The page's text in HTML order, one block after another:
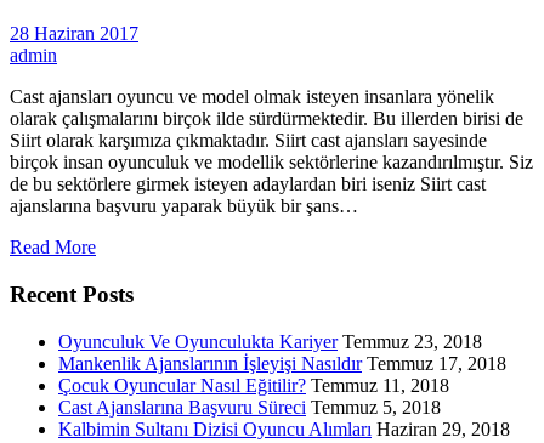
28 Haziran 2017
admin
Cast ajansları oyuncu ve model olmak isteyen insanlara yönelik
olarak çalışmalarını birçok ilde sürdürmektedir. Bu illerden birisi de
Siirt olarak karşımıza çıkmaktadır. Siirt cast ajansları sayesinde
birçok insan oyunculuk ve modellik sektörlerine kazandırılmıştır. Siz
de bu sektörlere girmek isteyen adaylardan biri iseniz Siirt cast
ajanslarına başvuru yaparak büyük bir şans…
Read More
Recent Posts
Oyunculuk Ve Oyunculukta Kariyer Temmuz 23, 2018
Mankenlik Ajanslarının İşleyişi Nasıldır Temmuz 17, 2018
Çocuk Oyuncular Nasıl Eğitilir? Temmuz 11, 2018
Cast Ajanslarına Başvuru Süreci Temmuz 5, 2018
Kalbimin Sultanı Dizisi Oyuncu Alımları Haziran 29, 2018